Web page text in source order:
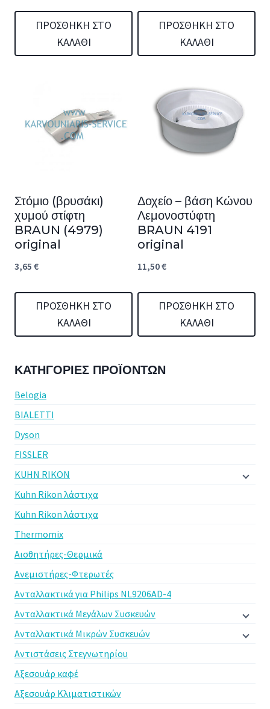
was:
8,79 €.
τιμή
είναι:
ΠΡΟΣΘΉΚΗ ΣΤΟ
ΚΑΛΆΘΙ
ΠΡΟΣΘΉΚΗ ΣΤΟ
ΚΑΛΆΘΙ
Στόμιο (βρυσάκι)
χυμού στίφτη
BRAUN (4979)
original
3,65 €
ΠΡΟΣΘΉΚΗ ΣΤΟ
ΚΑΛΆΘΙ
Δοχείο – βάση Κώνου
Λεμονοστύφτη
BRAUN 4191
original
11,50€
ΠΡΟΣΘΉΚΗ ΣΤΟ
ΚΑΛΆΘΙ
ΚΑΤΗΓΟΡΊΕΣ ΠΡΟΪΌΝΤΩΝ
Belogia
BIALETTI
Dyson
FISSLER
KUHN RIKON
Kuhn Rikon λάστιχα
Kuhn Rikon λάστιχα
Thermomix
Αισθητήρες-Θερμικά
Ανεμιστήρες-Φτερωτές
Ανταλλακτικά για Philips NL9206AD-4
Ανταλλακτικά Μεγάλων Συσκευών
Ανταλλακτικά Μικρών Συσκευών
Αντιστάσεις Στεγνωτηρίου
Αξεσουάρ καφέ
Αξεσουάρ Κλιματιστικών